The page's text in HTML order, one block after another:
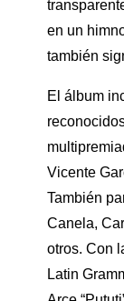
en un
también
El álbum
Vicente
También
Canela,
otros. Con
Latin